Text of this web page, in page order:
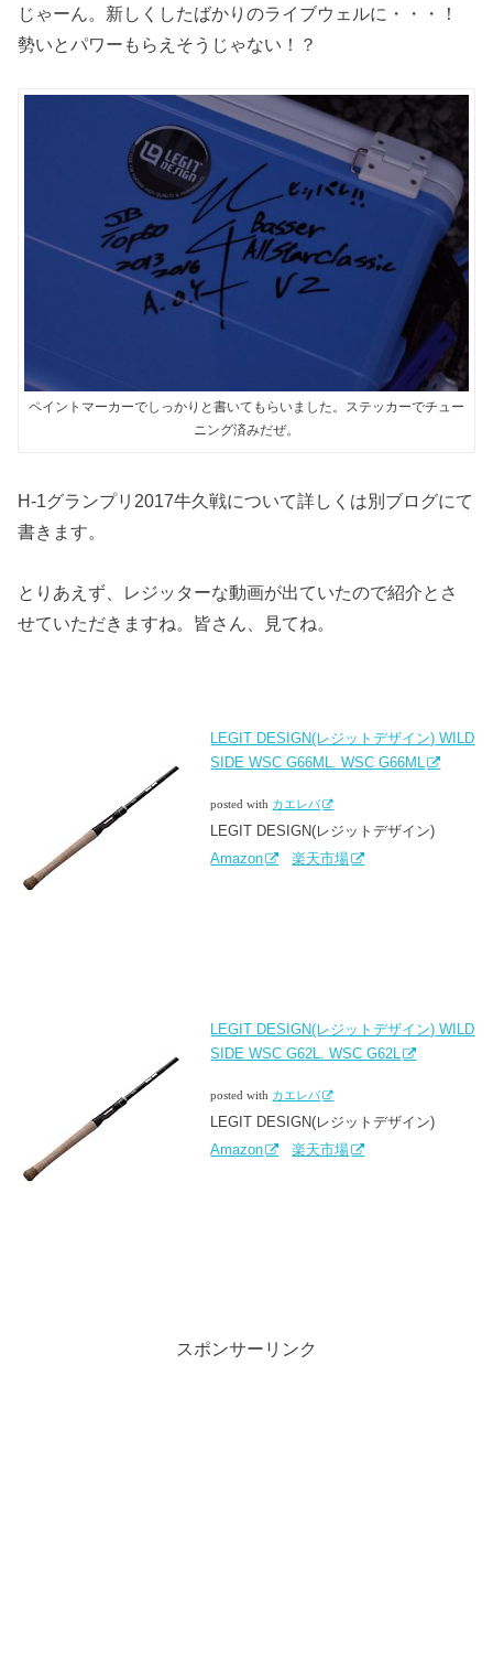
じゃーん。新しくしたばかりのライブウェルに・・・！
勢いとパワーもらえそうじゃない！？
ペイントマーカーでしっかりと書いてもらいました。ステッカーでチュー
ニング済みだぜ。
H-1グランプリ2017牛久戦について詳しくは別ブログにて
書きます。
とりあえず、レジッターな動画が出ていたので紹介とさ
せていただきますね。皆さん、見てね。
LEGIT DESIGN(レジットデザイン) WILD
SIDE WSC G66ML. WSC G66ML
posted with カエレバ
LEGIT DESIGN(レジットデザイン)
Amazon
楽天市場
LEGIT DESIGN(レジットデザイン) WILD
SIDE WSC G62L. WSC G62L
posted with カエレバ
LEGIT DESIGN(レジットデザイン)
Amazon
楽天市場
スポンサーリンク